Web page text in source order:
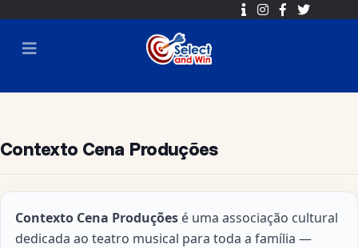
Contexto Cena Produções
Sobre
Contexto Cena Produções é uma associação cultural
dedicada ao teatro musical para toda a família —